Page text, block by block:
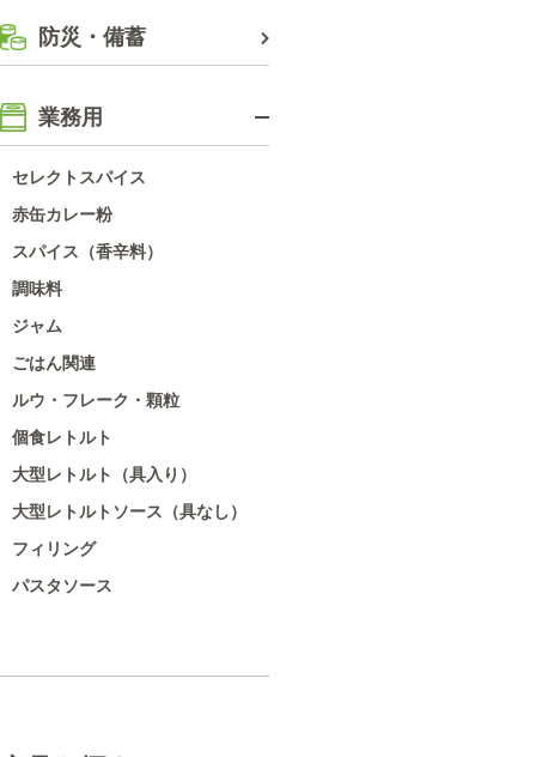
防災・備蓄
業務用
セレクトスパイス
赤缶カレー粉
スパイス（香辛料）
調味料
ジャム
ごはん関連
ルウ・フレーク・顆粒
個食レトルト
大型レトルト（具入り）
大型レトルトソース（具なし）
フィリング
パスタソース